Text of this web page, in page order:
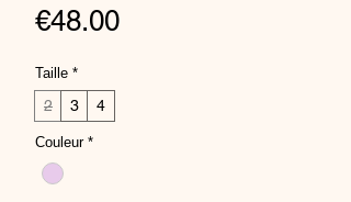
€48.00Price
Taille *
2 3 4
Couleur *